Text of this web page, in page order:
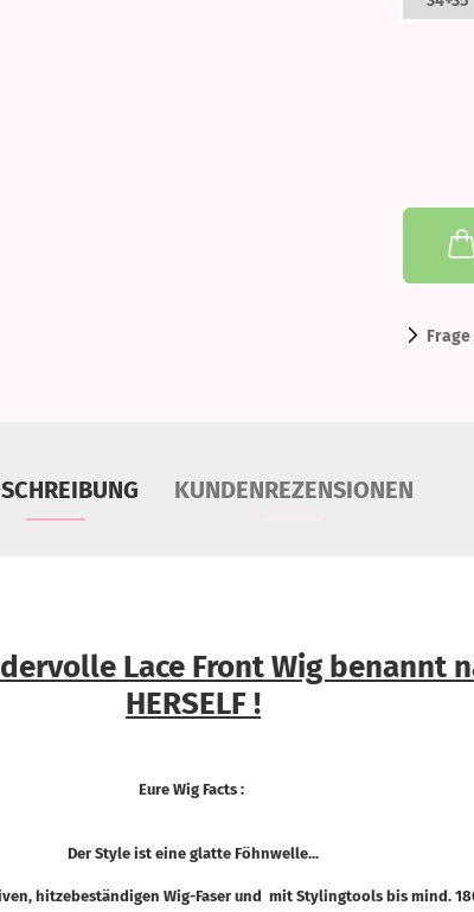
KUNDENREZENSIONEN
Lace Front Wig benannt
HERSELF !
Eure Wig Facts :
Der Style ist eine glatte Föhnwelle...
hitzebeständigen Wig-Faser und mit Stylingtools bis mind.